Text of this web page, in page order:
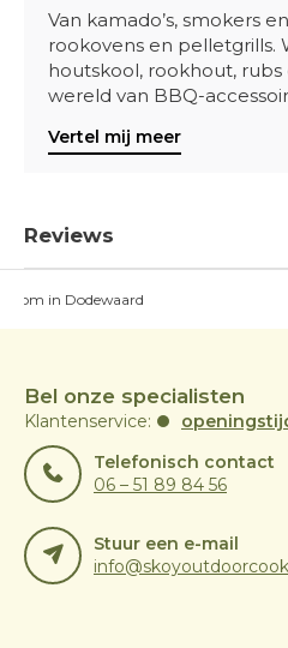
Van kamado’s, smokers
rookovens en pelletgrills.
houtskool, rookhout,
wereld van BBQ-
Vertel mij meer
Reviews
in Dodewaard
Bel onze specialisten
Klantenservice:
Telefonisch contact
06 – 51 89 84 56
Stuur een e-mail